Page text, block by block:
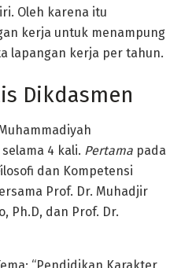
Oleh karena itu
kerja untuk menampung
lapangan kerja per tahun.
Dikdasmen
4 kali. Pertama pada
dan Kompetensi
Prof. Dr. Muhadjir
Ph.D, dan Prof. Dr.